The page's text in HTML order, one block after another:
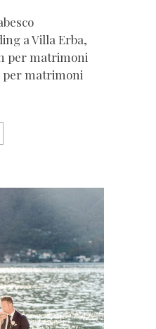
a Villa Erba,
per matrimoni
per matrimoni